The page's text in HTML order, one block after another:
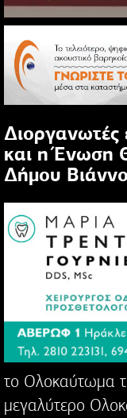
Διοργανωτές
και η Ένωση
Δήμου
το Ολοκαύτωμα
μεγαλύτερο